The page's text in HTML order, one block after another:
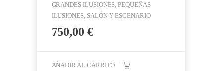
GRANDES ILUSIONES, PEQUEÑAS
ILUSIONES, SALÓN Y ESCENARIO
750,00 €
AÑADIR AL CARRITO